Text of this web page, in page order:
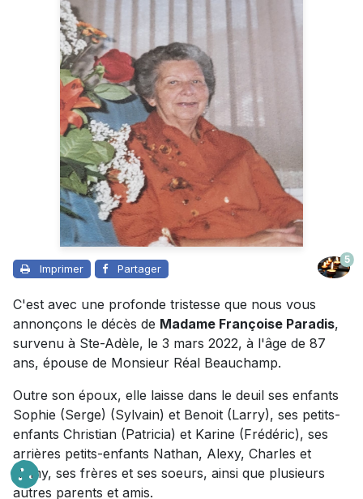
Imprimer Partager
5
C'est avec une profonde tristesse que nous vous
annonçons le décès de Madame Françoise Paradis,
survenu à Ste-Adèle, le 3 mars 2022, à l'âge de 87
ans, épouse de Monsieur Réal Beauchamp.
Outre son époux, elle laisse dans le deuil ses enfants
Sophie (Serge) (Sylvain) et Benoit (Larry), ses petits-
enfants Christian (Patricia) et Karine (Frédéric), ses
arrières petits-enfants Nathan, Alexy, Charles et
Romy, ses frères et ses soeurs, ainsi que plusieurs
autres parents et amis.